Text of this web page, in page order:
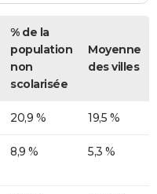
% de la
population
non
scolarisée
Moyenne
des villes
20,9 % 19,5 %
8,9 % 5,3 %